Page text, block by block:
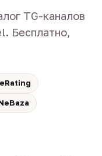
TG-каналов
Бесплатно,